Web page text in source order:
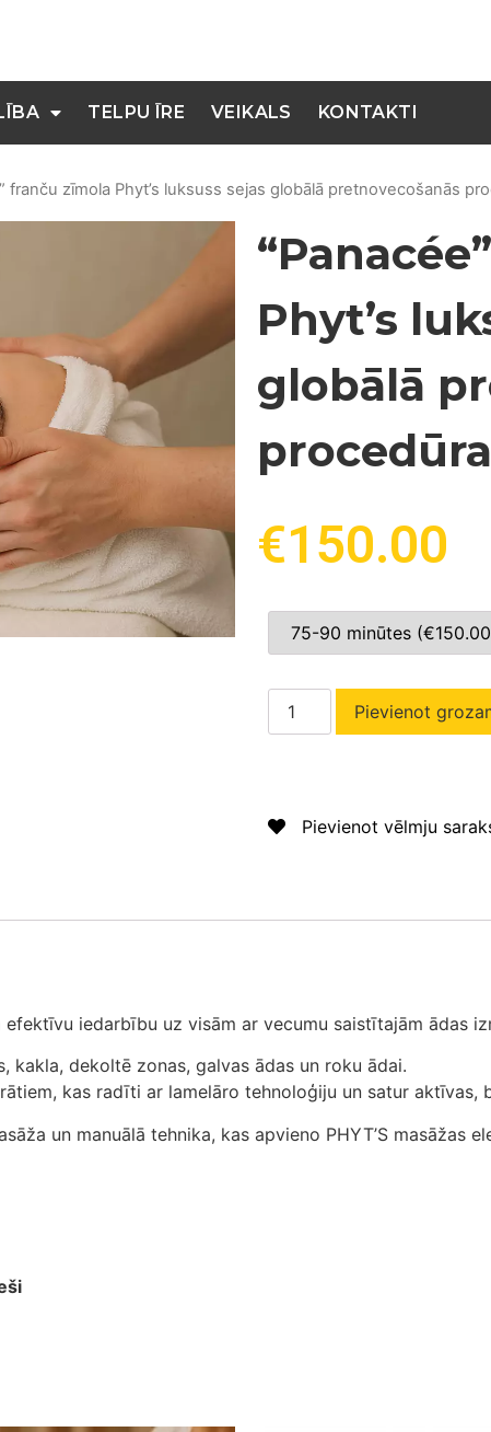
TELPU ĪRE VEIKALS KONTAKTI
franču zīmola Phyt’s luksuss sejas globālā pretnovecošanās
Phyt’s
globālā
procedūra
€150.00
Pievienot
Pievienot vēlmju
iedarbību uz visām ar vecumu saistītajām ādas
kakla, dekoltē zonas, galvas ādas un roku ādai.
kas radīti ar lamelāro tehnoloģiju un satur aktīvas,
un manuālā tehnika, kas apvieno PHYT’S masāžas